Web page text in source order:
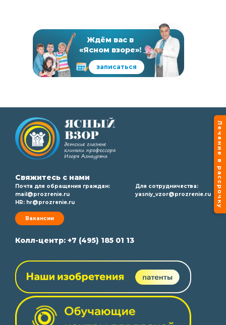
Ждём вас в
«Ясном взоре»!
записаться
Свяжитесь с нами
Почта для обращения граждан:
mail@prozrenie.ru
HR: hr@prozrenie.ru
Вакансии
Для сотрудничества:
yasniy_vzor@prozrenie.ru
Колл-центр: +7 (495) 185 01 13
Лечение в рассрочку